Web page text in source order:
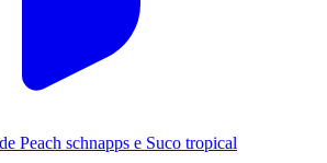
Peach schnapps e Suco tropical